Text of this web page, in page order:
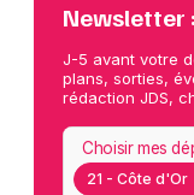
Newsletter
J-5 avant votre
plans, sorties,
rédaction JDS,
21 - Côte d'Or
Choisir mes